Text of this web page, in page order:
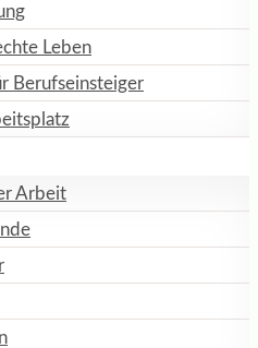
Leben
Berufseinsteiger
Arbeit